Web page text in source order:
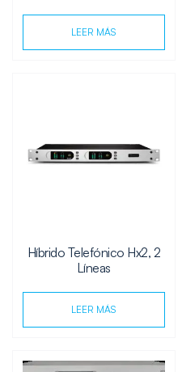
LEER MÁS
Híbrido Telefónico Hx2, 2
Líneas
LEER MÁS